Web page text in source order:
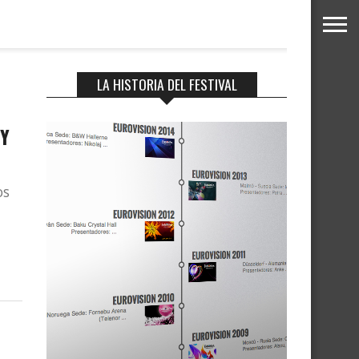
LA HISTORIA DEL FESTIVAL